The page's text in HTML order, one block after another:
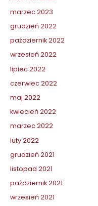
marzec 2023
grudzień 2022
październik 2022
wrzesień 2022
lipiec 2022
czerwiec 2022
maj 2022
kwiecień 2022
marzec 2022
luty 2022
grudzień 2021
listopad 2021
październik 2021
wrzesień 2021